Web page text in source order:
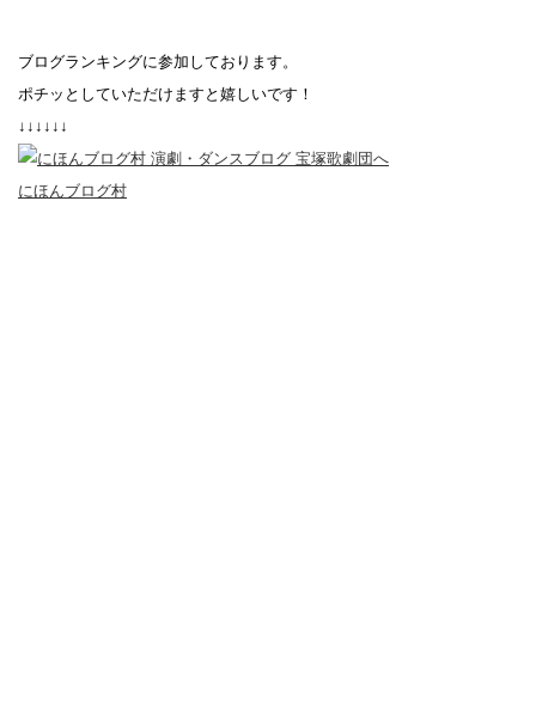
ブログランキングに参加しております。
ポチッとしていただけますと嬉しいです！
↓↓↓↓↓↓
にほんブログ村